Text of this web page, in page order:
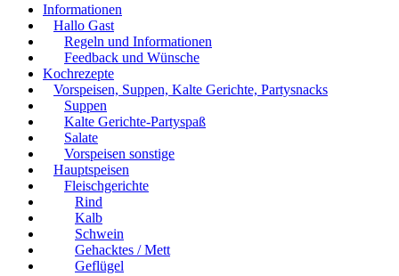
Informationen
Hallo Gast
Regeln und Informationen
Feedback und Wünsche
Kochrezepte
Vorspeisen, Suppen, Kalte Gerichte, Partysnacks
Suppen
Kalte Gerichte-Partyspaß
Salate
Vorspeisen sonstige
Hauptspeisen
Fleischgerichte
Rind
Kalb
Schwein
Gehacktes / Mett
Geflügel